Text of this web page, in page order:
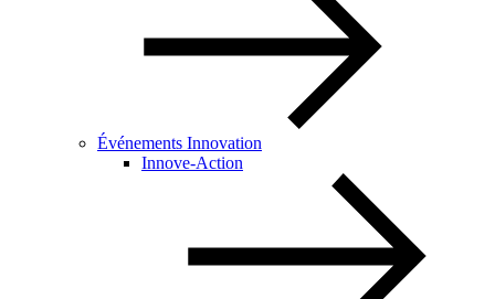
Événements Innovation
Innove-Action